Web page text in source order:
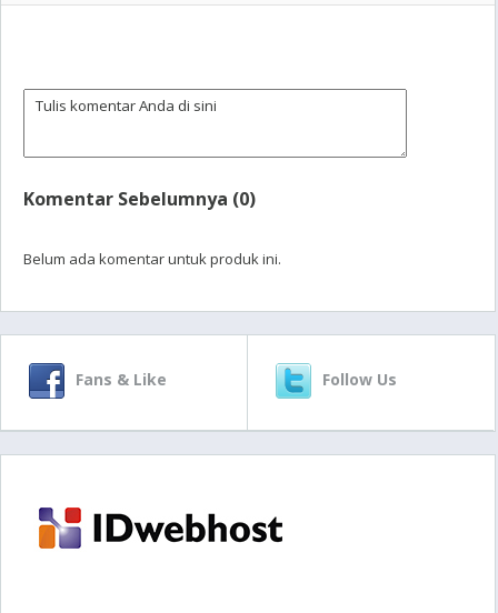
Komentar Sebelumnya (0)
Belum ada komentar untuk produk ini.
Fans & Like Follow Us